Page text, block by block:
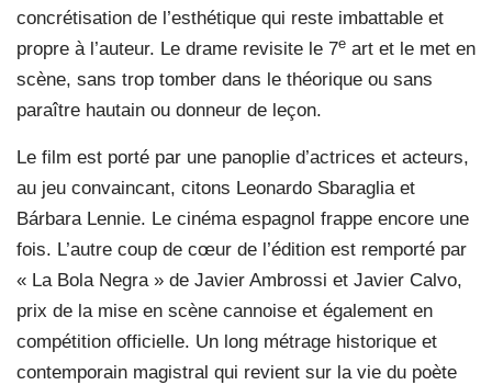
concrétisation de l’esthétique qui reste imbattable et
propre à l’auteur. Le drame revisite le 7e art et le met en
scène, sans trop tomber dans le théorique ou sans
paraître hautain ou donneur de leçon.
Le film est porté par une panoplie d’actrices et acteurs,
au jeu convaincant, citons Leonardo Sbaraglia et
Bárbara Lennie. Le cinéma espagnol frappe encore une
fois. L’autre coup de cœur de l’édition est remporté par
« La Bola Negra » de Javier Ambrossi et Javier Calvo,
prix de la mise en scène cannoise et également en
compétition officielle. Un long métrage historique et
contemporain magistral qui revient sur la vie du poète